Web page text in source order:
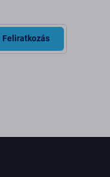
Feliratkozás